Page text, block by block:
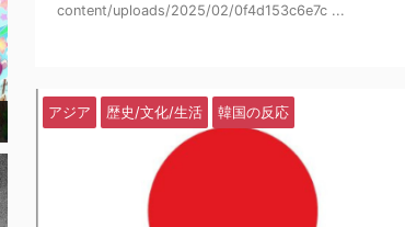
content/uploads/2025/02/0f4d153c6e7c ...
アジア 歴史/文化/生活 韓国の反応